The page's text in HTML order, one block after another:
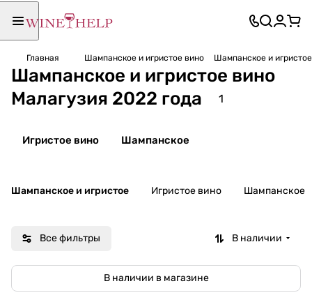
Главная Шампанское и игристое вино Шампанское и
Шампанское и игристое вино
Малагузия 2022 года
1
Игристое вино Шампанское
Шампанское и игристое Игристое вино Шампанское
Все фильтры В наличии
В наличии в магазине